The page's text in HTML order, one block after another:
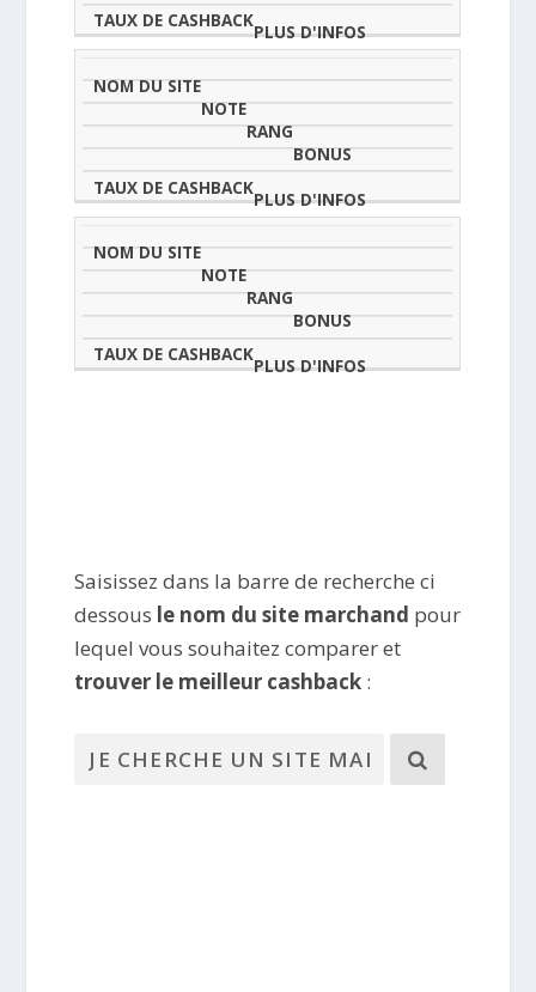
Saisissez dans la barre de recherche ci
dessous le nom du site marchand pour
lequel vous souhaitez comparer et
trouver le meilleur cashback :